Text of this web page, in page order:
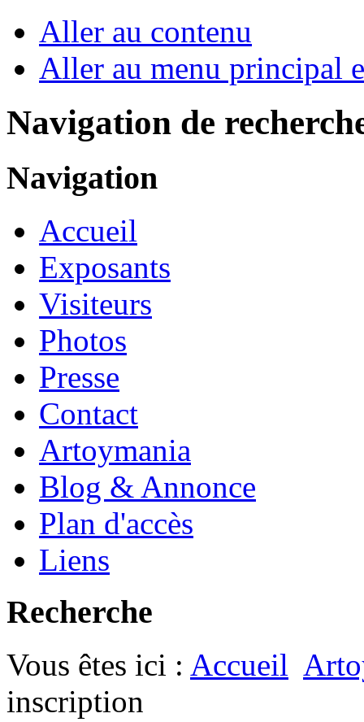
Aller au contenu
Aller au menu principal
Navigation de
Navigation
Accueil
Exposants
Visiteurs
Photos
Presse
Contact
Artoymania
Blog & Annonce
Plan d'accès
Liens
Recherche
Vous êtes ici : Accueil
inscription